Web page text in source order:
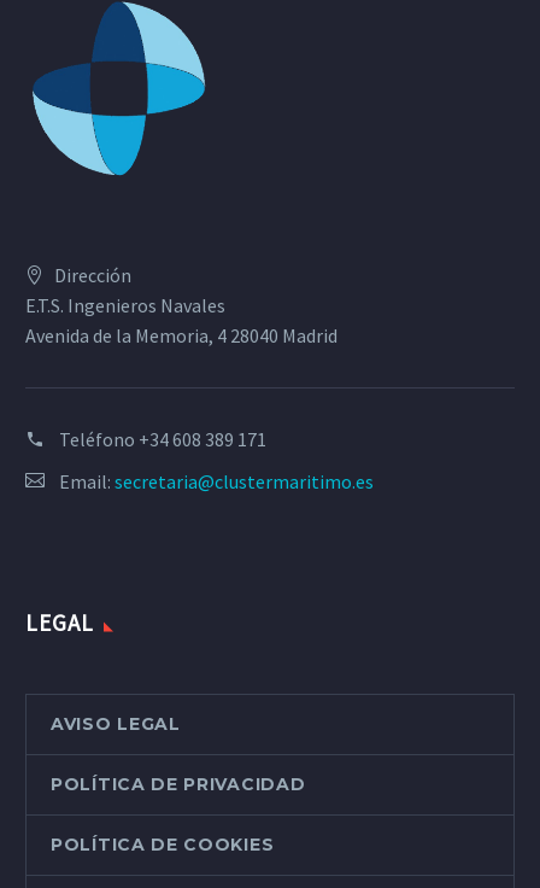
Dirección
E.T.S. Ingenieros Navales
Avenida de la Memoria, 4 28040 Madrid
Teléfono +34 608 389 171
Email: secretaria@clustermaritimo.es
LEGAL
AVISO LEGAL
POLÍTICA DE PRIVACIDAD
POLÍTICA DE COOKIES